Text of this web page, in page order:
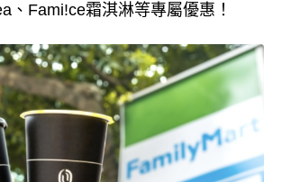
、Fami!ce霜淇淋等專屬優惠！